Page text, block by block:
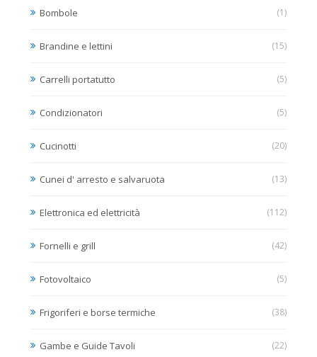
Bombole (1)
Brandine e lettini (15)
Carrelli portatutto (5)
Condizionatori (5)
Cucinotti (20)
Cunei d' arresto e salvaruota (13)
Elettronica ed elettricità (112)
Fornelli e grill (42)
Fotovoltaico (5)
Frigoriferi e borse termiche (38)
Gambe e Guide Tavoli (22)